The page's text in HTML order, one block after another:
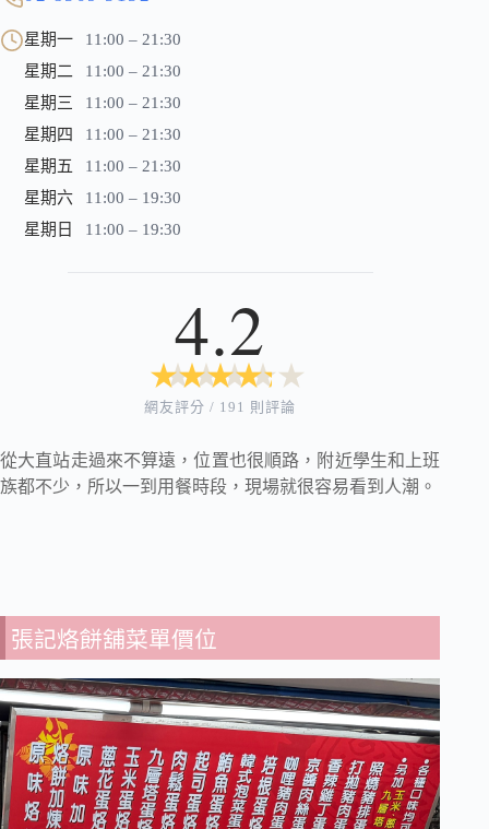
星期一
11:00 – 21:30
星期二
11:00 – 21:30
星期三
11:00 – 21:30
星期四
11:00 – 21:30
星期五
11:00 – 21:30
星期六
11:00 – 19:30
星期日
11:00 – 19:30
4.2
★
★ ★
★ ★
★ ★
★ ★
★
網友評分 / 191 則評論
從大直站走過來不算遠，位置也很順路，附近學生和上班
族都不少，所以一到用餐時段，現場就很容易看到人潮。
張記烙餅舖菜單價位